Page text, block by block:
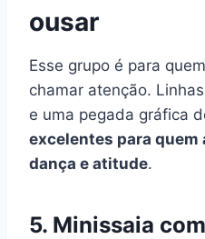
ousar
Esse grupo é para
chamar atenção.
e uma pegada gráfica
excelentes para quem
dança e atitude.
5. Minissaia